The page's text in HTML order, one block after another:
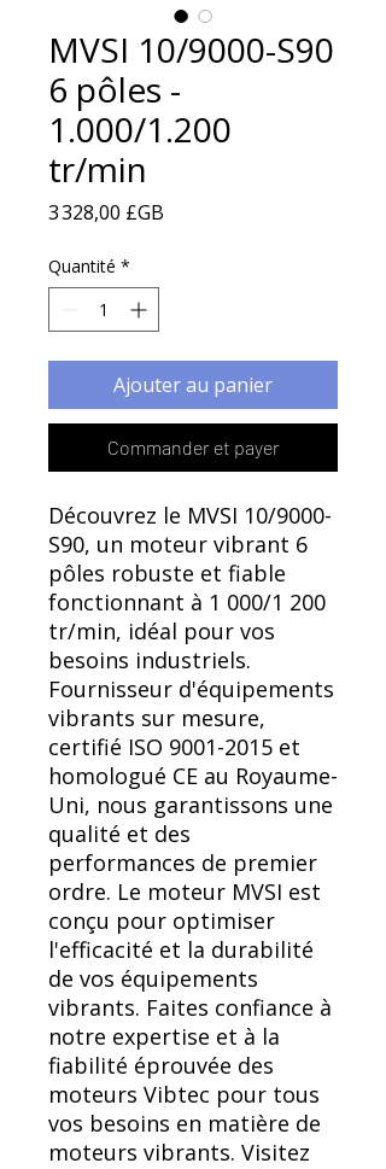
MVSI 10/9000-S90
6 pôles -
1.000/1.200
tr/min
3 328,00 £GB
Quantité *
Ajouter au panier
Commander et payer
Découvrez le MVSI 10/9000-
S90, un moteur vibrant 6
pôles robuste et fiable
fonctionnant à 1 000/1 200
tr/min, idéal pour vos
besoins industriels.
Fournisseur d'équipements
vibrants sur mesure,
certifié ISO 9001-2015 et
homologué CE au Royaume-
Uni, nous garantissons une
qualité et des
performances de premier
ordre. Le moteur MVSI est
conçu pour optimiser
l'efficacité et la durabilité
de vos équipements
vibrants. Faites confiance à
notre expertise et à la
fiabilité éprouvée des
moteurs Vibtec pour tous
vos besoins en matière de
moteurs vibrants. Visitez